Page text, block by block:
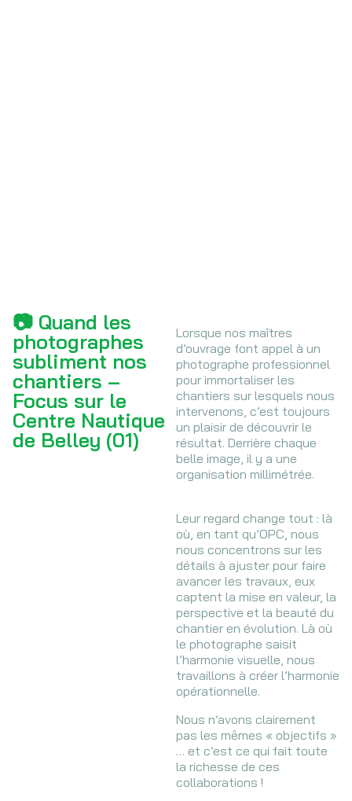
📷 Quand les
photographes
subliment nos
chantiers –
Focus sur le
Centre Nautique
de Belley (01)
Lorsque nos maîtres
d’ouvrage font appel à un
photographe professionnel
pour immortaliser les
chantiers sur lesquels nous
intervenons, c’est toujours
un plaisir de découvrir le
résultat. Derrière chaque
belle image, il y a une
organisation millimétrée.
Leur regard change tout : là
où, en tant qu’OPC, nous
nous concentrons sur les
détails à ajuster pour faire
avancer les travaux, eux
captent la mise en valeur, la
perspective et la beauté du
chantier en évolution. Là où
le photographe saisit
l’harmonie visuelle, nous
travaillons à créer l’harmonie
opérationnelle.
Nous n’avons clairement
pas les mêmes « objectifs »
… et c’est ce qui fait toute
la richesse de ces
collaborations !